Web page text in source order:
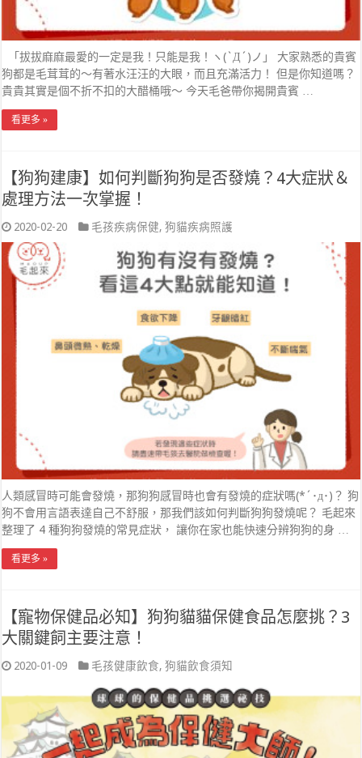
「拔拔麻麻最愛的一定是我！只能是我！ヽ(`Д´)ノ」 大家熟悉的貴賓
狗都是毛茸茸的～有著水汪汪的大眼，而且充滿活力！ 但是你知道嗎？
貴貴其實是個不折不扣的大醋桶哦～ 今天毛爸帶你揭開貴賓 …
看更多 »
【狗狗建康】如何判斷狗狗是否發燒？4大症狀＆
處理方法一次掌握！
2020-02-20 毛孩疾病保健,狗貓疾病照護
人類感冒時可能會發燒，那狗狗感冒時也會有發燒的症狀嗎(*´･д･)？ 狗
狗不會用言語表達自己不舒服，那我們該如何判斷狗狗發燒呢？ 毛起來
整理了 4 種狗狗發燒的常見症狀， 讓你在家也能快速分辨狗狗的身 …
看更多 »
【寵物保健品必知】狗狗貓貓保健食品怎麼挑？3
大關鍵飼主要注意！
2020-01-09 毛孩健康飲食,狗貓飲食須知